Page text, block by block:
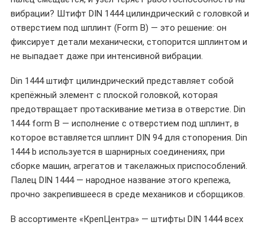
вибрации? Штифт DIN 1444 цилиндрический с головкой и
отверстием под шплинт (Form B) — это решение: он
фиксирует детали механически, стопорится шплинтом и
не выпадает даже при интенсивной вибрации.
Din 1444 штифт цилиндрический представляет собой
крепёжный элемент с плоской головкой, которая
предотвращает протаскивание метиза в отверстие. Din
1444 form B — исполнение с отверстием под шплинт, в
которое вставляется шплинт DIN 94 для стопорения. Din
1444 b используется в шарнирных соединениях, при
сборке машин, агрегатов и такелажных приспособлений.
Палец DIN 1444 — народное название этого крепежа,
прочно закрепившееся в среде механиков и сборщиков.
В ассортименте «КрепЦентра» — штифты DIN 1444 всех